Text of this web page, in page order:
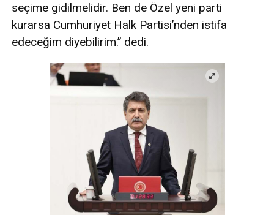
seçime gidilmelidir. Ben de Özel yeni parti
kurarsa Cumhuriyet Halk Partisi’nden istifa
edeceğim diyebilirim.” dedi.